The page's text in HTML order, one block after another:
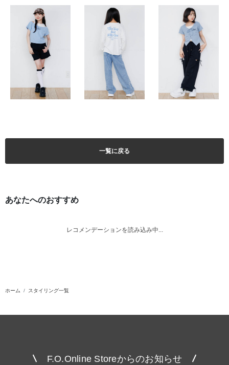
一覧に戻る
あなたへのおすすめ
レコメンデーションを読み込み中...
ホーム スタイリング一覧
F.O.Online Storeからのお知らせ